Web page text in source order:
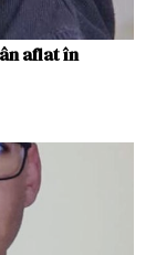
aflat în